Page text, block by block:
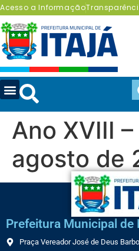
Acesso a Informação
Ano XVIII
agosto de
Prefeitura Municipal de
Praça Vereador José de Deus